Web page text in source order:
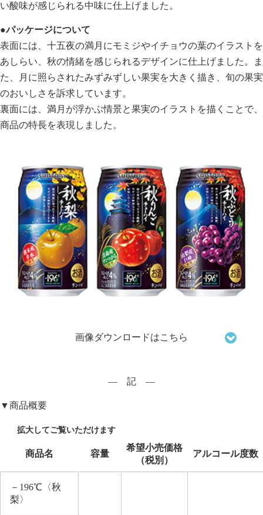
い酸味が感じられる中味に仕上げました。
●パッケージについて
表面には、十五夜の満月にモミジやイチョウの葉のイラストを
あしらい、秋の情緒を感じられるデザインに仕上げました。ま
た、月に照らされたみずみずしい果実を大きく描き、旬の果実
のおいしさを訴求しています。
裏面には、満月が浮かぶ情景と果実のイラストを描くことで、
商品の特長を表現しました。
画像ダウンロードはこちら
― 記 ―
▼商品概要
商品名 容量
希望小売価格
（税別）
アルコール度数
－ 196℃〈秋
梨〉